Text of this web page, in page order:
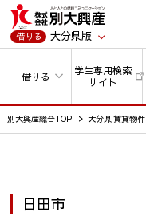
借りる 大分県版
借りる
学生専用検索
サイト
別大興産総合TOP 大分県 賃貸物件
日田市